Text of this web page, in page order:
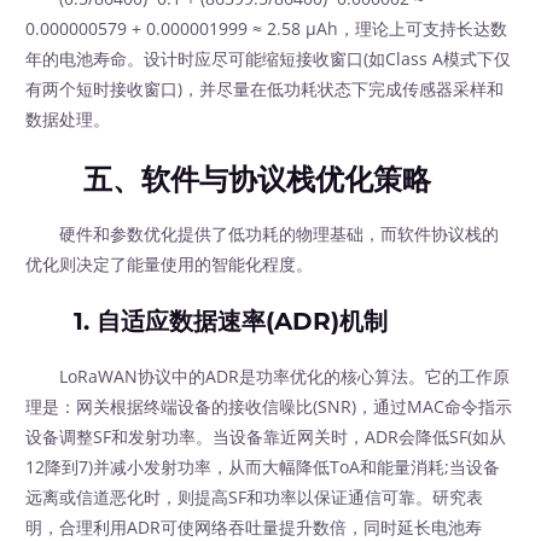
0.000000579 + 0.000001999 ≈ 2.58 μAh，理论上可支持长达数
年的电池寿命。设计时应尽可能缩短接收窗口(如Class A模式下仅
有两个短时接收窗口)，并尽量在低功耗状态下完成传感器采样和
数据处理。
五、软件与协议栈优化策略
硬件和参数优化提供了低功耗的物理基础，而软件协议栈的
优化则决定了能量使用的智能化程度。
1. 自适应数据速率(ADR)机制
LoRaWAN协议中的ADR是功率优化的核心算法。它的工作原
理是：网关根据终端设备的接收信噪比(SNR)，通过MAC命令指示
设备调整SF和发射功率。当设备靠近网关时，ADR会降低SF(如从
12降到7)并减小发射功率，从而大幅降低ToA和能量消耗;当设备
远离或信道恶化时，则提高SF和功率以保证通信可靠。研究表
明，合理利用ADR可使网络吞吐量提升数倍，同时延长电池寿